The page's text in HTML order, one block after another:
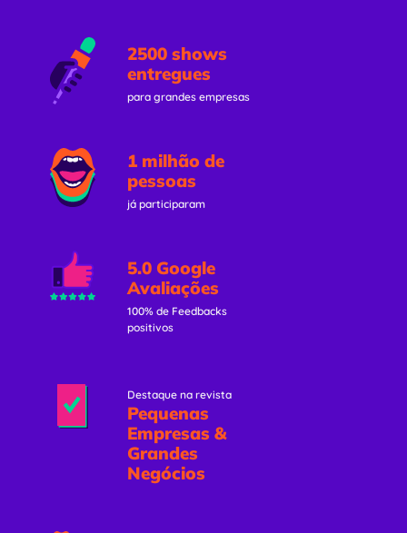
2500 shows
entregues
para grandes empresas
1 milhão de
pessoas
já participaram
5.0 Google
Avaliações
100% de Feedbacks
positivos
Destaque na revista
Pequenas
Empresas &
Grandes
Negócios